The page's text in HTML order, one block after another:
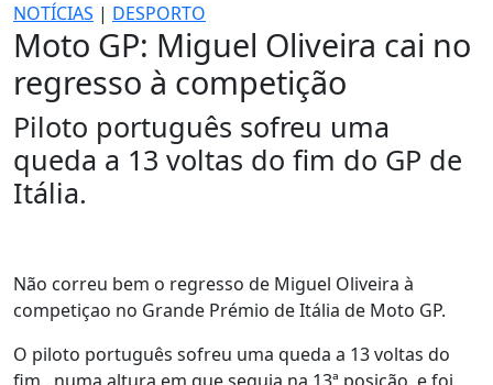
NOTÍCIAS | DESPORTO
Moto GP: Miguel Oliveira cai no
regresso à competição
Piloto português sofreu uma
queda a 13 voltas do fim do GP de
Itália.
Não correu bem o regresso de Miguel Oliveira à
competiçao no Grande Prémio de Itália de Moto GP.
O piloto português sofreu uma queda a 13 voltas do